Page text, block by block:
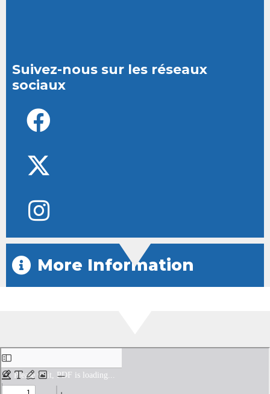
Suivez-nous sur les réseaux
sociaux
More Information